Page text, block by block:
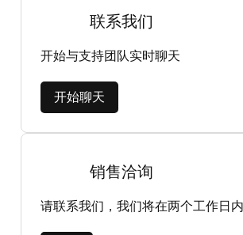
联系我们
开始与支持团队实时聊天
开始聊天
销售洽询
请联系我们，我们将在两个工作日内